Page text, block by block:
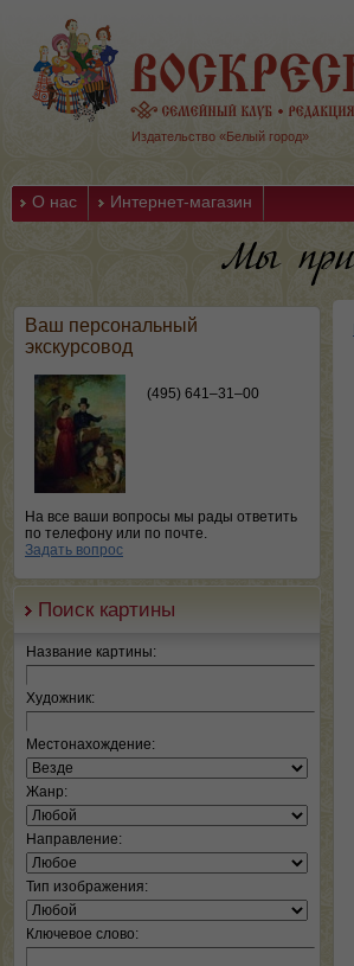
Издательство «Белый город»
О нас Интернет-магазин
Ваш персональный
экскурсовод
(495) 641–31–00
На все ваши вопросы мы рады ответить
по телефону или по почте.
Задать вопрос
Поиск картины
Название картины:
Художник:
Местонахождение:
Жанр:
Направление:
Тип изображения:
Ключевое слово: